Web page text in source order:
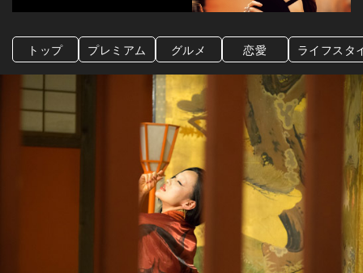
トップ プレミアム グルメ 恋愛 ライフスタ